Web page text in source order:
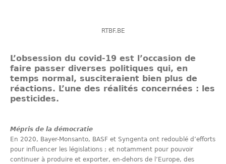
RTBF.BE
L’obsession du covid-19 est l’occasion de
faire passer diverses politiques qui, en
temps normal, susciteraient bien plus de
réactions. L’une des réalités concernées : les
pesticides.
Mépris de la démocratie
En 2020, Bayer-Monsanto, BASF et Syngenta ont redoublé d’efforts
pour influencer les législations ; et notamment pour pouvoir
continuer à produire et exporter, en-dehors de l’Europe, des